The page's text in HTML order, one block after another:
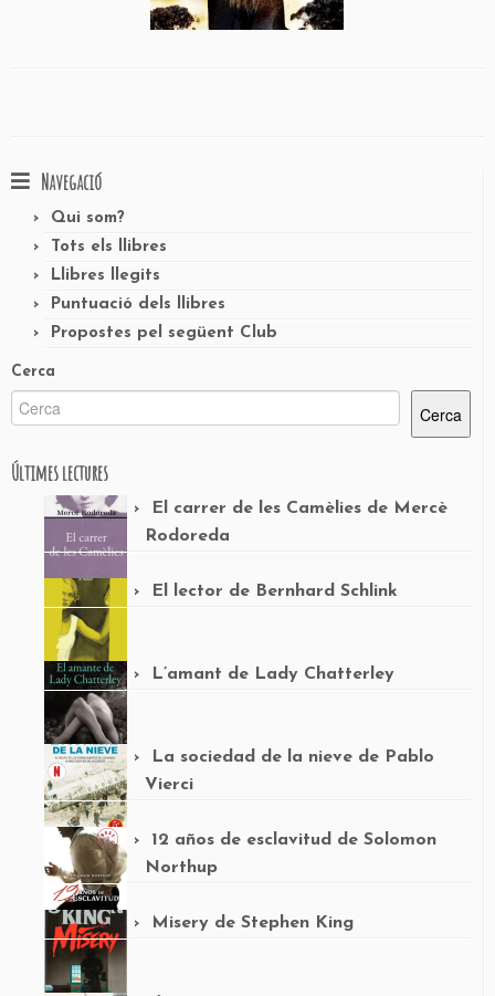
Navegació
Qui som?
Tots els llibres
Llibres llegits
Puntuació dels llibres
Propostes pel següent Club
Cerca
Cerca
Últimes lectures
El carrer de les Camèlies de Mercè
Rodoreda
El lector de Bernhard Schlink
L’amant de Lady Chatterley
La sociedad de la nieve de Pablo
Vierci
12 años de esclavitud de Solomon
Northup
Misery de Stephen King